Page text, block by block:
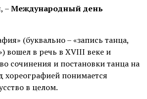
–Международный день
(буквально – «запись танца,
вошел в речь в XVIII веке и
сочинения и постановки танца на
хореографией понимается
в целом.